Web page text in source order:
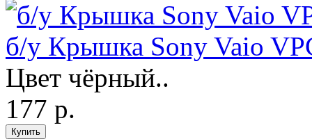
б/у Крышка Sony Vaio
Цвет чёрный..
177 р.